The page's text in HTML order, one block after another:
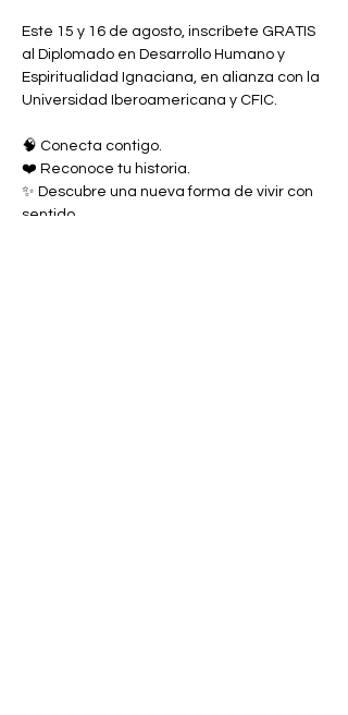
Este 15 y 16 de agosto, inscríbete GRATIS
al Diplomado en Desarrollo Humano y
Espiritualidad Ignaciana, en alianza con la
Universidad Iberoamericana y CFIC.
🧠 Conecta contigo.
❤️ Reconoce tu historia.
✨ Descubre una nueva forma de vivir con
sentido.